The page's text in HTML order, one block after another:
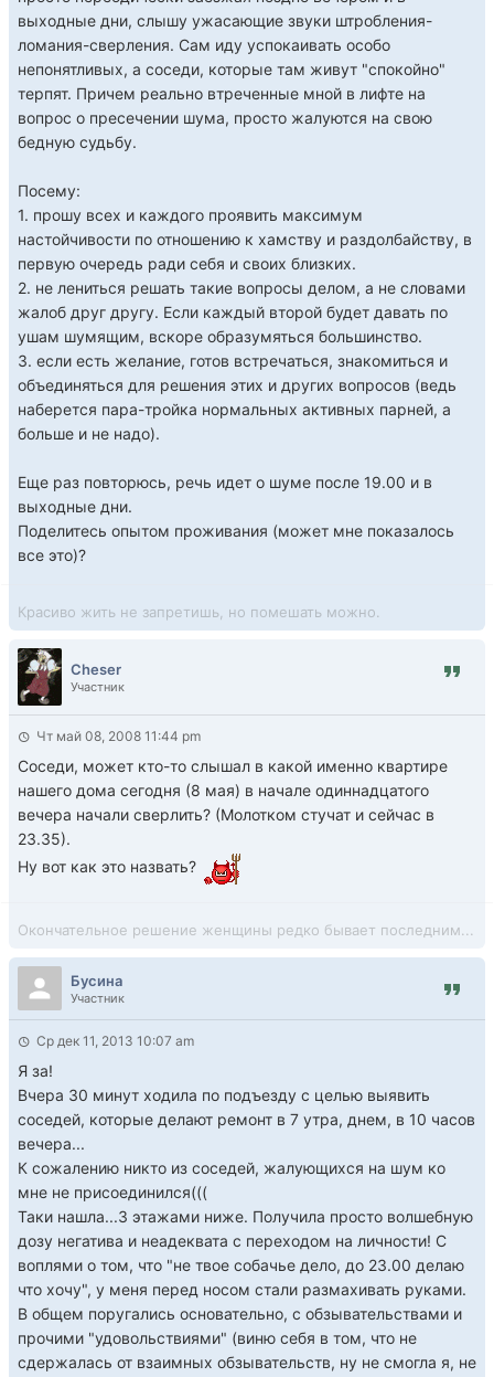
выходные дни, слышу ужасающие звуки штробления-
ломания-сверления. Сам иду успокаивать особо
непонятливых, а соседи, которые там живут "спокойно"
терпят. Причем реально втреченные мной в лифте на
вопрос о пресечении шума, просто жалуются на свою
бедную судьбу.
Посему:
1. прошу всех и каждого проявить максимум
настойчивости по отношению к хамству и раздолбайству, в
первую очередь ради себя и своих близких.
2. не лениться решать такие вопросы делом, а не словами
жалоб друг другу. Если каждый второй будет давать по
ушам шумящим, вскоре образумяться большинство.
3. если есть желание, готов встречаться, знакомиться и
объединяться для решения этих и других вопросов (ведь
наберется пара-тройка нормальных активных парней, а
больше и не надо).
Еще раз повторюсь, речь идет о шуме после 19.00 и в
выходные дни.
Поделитесь опытом проживания (может мне показалось
все это)?
Красиво жить не запретишь, но помешать можно.
Cheser
Участник
Чт май 08, 2008 11:44 pm
Соседи, может кто-то слышал в какой именно квартире
нашего дома сегодня (8 мая) в начале одиннадцатого
вечера начали сверлить? (Молотком стучат и сейчас в
23.35).
Ну вот как это назвать?
Окончательное решение женщины редко бывает последним...
Бусина
Участник
Ср дек 11, 2013 10:07 am
Я за!
Вчера 30 минут ходила по подъезду с целью выявить
соседей, которые делают ремонт в 7 утра, днем, в 10 часов
вечера...
К сожалению никто из соседей, жалующихся на шум ко
мне не присоединился(((
Таки нашла...3 этажами ниже. Получила просто волшебную
дозу негатива и неадеквата с переходом на личности! С
воплями о том, что "не твое собачье дело, до 23.00 делаю
что хочу", у меня перед носом стали размахивать руками.
В общем поругались основательно, с обзывательствами и
прочими "удовольствиями" (виню себя в том, что не
сдержалась от взаимных обзывательств, ну не смогла я, не